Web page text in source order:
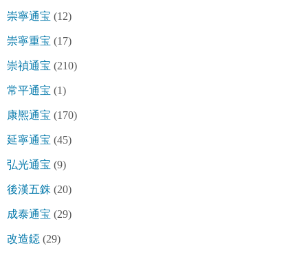
崇寧通宝 (12)
崇寧重宝 (17)
崇禎通宝 (210)
常平通宝 (1)
康熈通宝 (170)
延寧通宝 (45)
弘光通宝 (9)
後漢五銖 (20)
成泰通宝 (29)
改造鐚 (29)